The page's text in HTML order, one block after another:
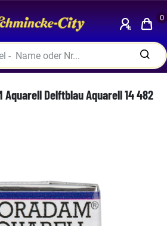
0
Aquarell Delftblau Aquarell 14 482